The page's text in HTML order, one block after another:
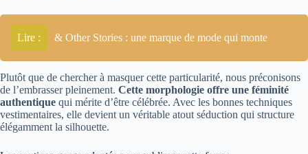
Lire : & Other Stories : une marque de mode qui monte
Plutôt que de chercher à masquer cette particularité, nous préconisons
de l’embrasser pleinement. Cette morphologie offre une féminité
authentique qui mérite d’être célébrée. Avec les bonnes techniques
vestimentaires, elle devient un véritable atout séduction qui structure
élégamment la silhouette.